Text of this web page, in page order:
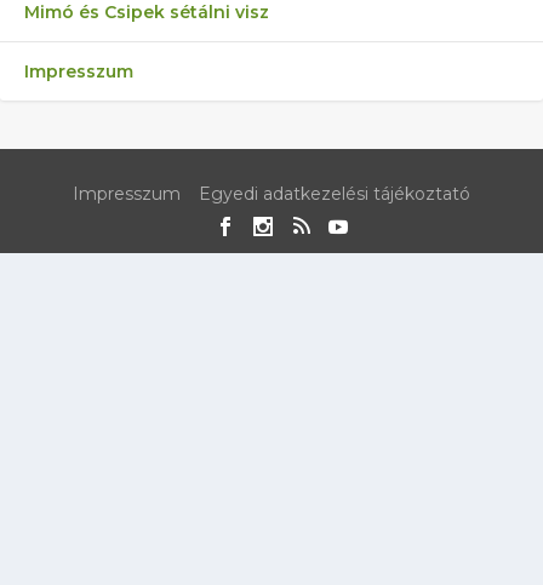
Mimó és Csipek sétálni visz
Impresszum
Impresszum Egyedi adatkezelési tájékoztató